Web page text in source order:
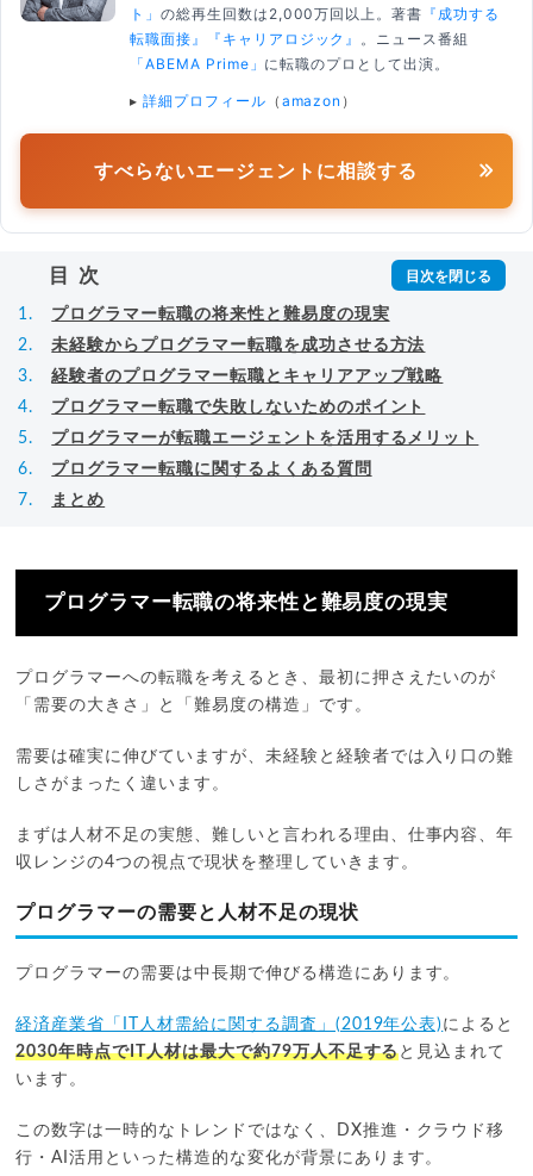
ト」 の総再生回数は2,000万回以上。著書 『成功する
転職面接』
『キャリアロジック』
。ニュース番組
「ABEMA Prime」 に転職のプロとして出演。
▸ 詳細プロフィール （ amazon ）
すべらないエージェントに相談する
目次
プログラマー転職の将来性と難易度の現実
未経験からプログラマー転職を成功させる方法
経験者のプログラマー転職とキャリアアップ戦略
プログラマー転職で失敗しないためのポイント
プログラマーが転職エージェントを活用するメリット
プログラマー転職に関するよくある質問
まとめ
プログラマー転職の将来性と難易度の現実
プログラマーへの転職を考えるとき、最初に押さえたいのが
「需要の大きさ」と「難易度の構造」です。
需要は確実に伸びていますが、未経験と経験者では入り口の難
しさがまったく違います。
まずは人材不足の実態、難しいと言われる理由、仕事内容、年
収レンジの4つの視点で現状を整理していきます。
プログラマーの需要と人材不足の現状
プログラマーの需要は中長期で伸びる構造にあります。
経済産業省「IT人材需給に関する調査」(2019年公表) によると
2030年時点でIT人材は最大で約79万人不足すると見込まれて
います。
この数字は一時的なトレンドではなく、DX推進・クラウド移
行・AI活用といった構造的な変化が背景にあります。